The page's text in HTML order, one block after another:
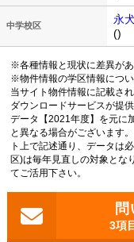
中学校区
永
()
※各種情報と現状に差異が
※物件情報の学区情報につ
当サイト物件情報に記載さ
ダウンロードサービスが提
データ【2021年度】を元に
と異なる場合がございます
ト上で記述通り、データは
区)は毎年見直しの対象とな
てご活用下さい。
3項